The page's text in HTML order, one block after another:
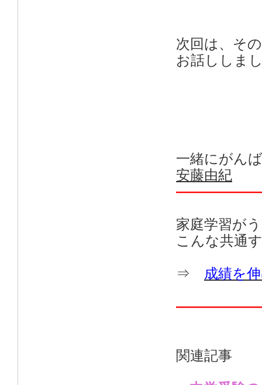
次回は、そ
お話ししま
一緒にがん
安藤由紀
家庭学習が
こんな共通
⇒ 成績を
関連記事